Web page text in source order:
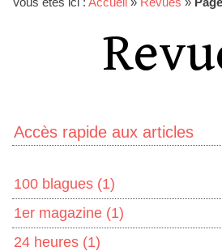
Accès rapide aux articles
100 blagues (1)
1er magazine (1)
24 heures (1)